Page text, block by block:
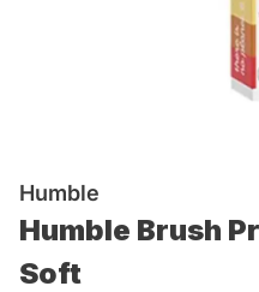
Humble
Humble Brush
Soft